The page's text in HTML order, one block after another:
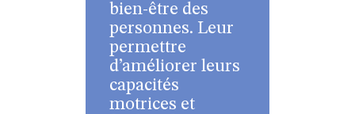
bien-être des
personnes. Leur
permettre
d’améliorer leurs
capacités
motrices et